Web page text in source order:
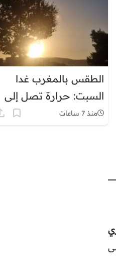
الطقس بالمغرب غدا
السبت: حرارة تصل إلى
45 درجة وزخات رعديةمنذ 7 ساعات